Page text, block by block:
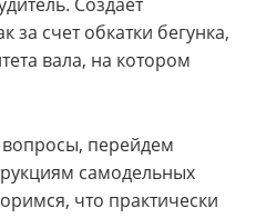
за счет обкатки бегунка,
вала, на котором
вопросы, перейдем
самодельных
что практически